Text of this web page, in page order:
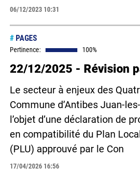
06/12/2023 10:31
# PAGES
Pertinence: 100%
22/12/2025 - Révision
Le secteur à enjeux des
Commune d’Antibes Juan-
l’objet d’une déclaration de
en compatibilité du Plan
(PLU) approuvé par le Con
17/04/2026 16:56